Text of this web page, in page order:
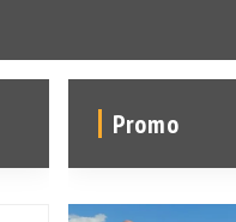
Promo